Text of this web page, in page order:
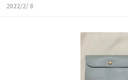
2022/2/ 8